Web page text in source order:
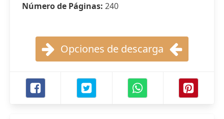
Número de Páginas: 240
Opciones de descarga